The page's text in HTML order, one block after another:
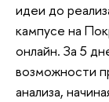
идеи до
кампусе на
онлайн. За 5
возможности
анализа,